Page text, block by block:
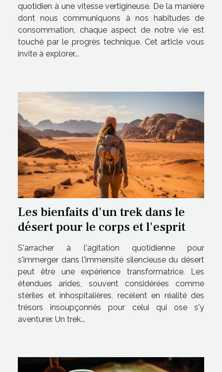
quotidien à une vitesse vertigineuse. De la manière
dont nous communiquons à nos habitudes de
consommation, chaque aspect de notre vie est
touché par le progrès technique. Cet article vous
invite à explorer...
Les bienfaits d'un trek dans le
désert pour le corps et l'esprit
S'arracher à l'agitation quotidienne pour
s'immerger dans l'immensité silencieuse du désert
peut être une expérience transformatrice. Les
étendues arides, souvent considérées comme
stériles et inhospitalières, recèlent en réalité des
trésors insoupçonnés pour celui qui ose s'y
aventurer. Un trek...